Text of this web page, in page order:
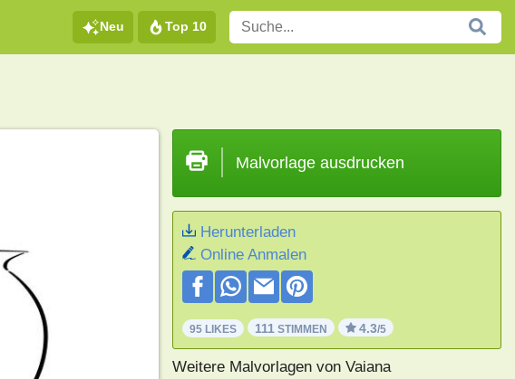
Neu Top 10
Malvorlage ausdrucken
Herunterladen
Online Anmalen
95 LIKES 111 STIMMEN 4.3/5
Weitere Malvorlagen von Vaiana